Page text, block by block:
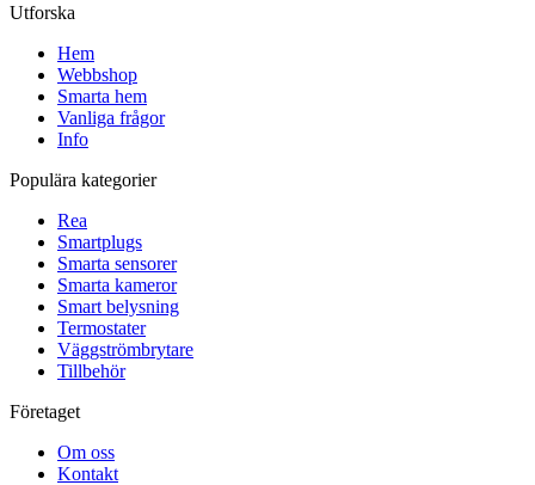
Utforska
Hem
Webbshop
Smarta hem
Vanliga frågor
Info
Populära kategorier
Rea
Smartplugs
Smarta sensorer
Smarta kameror
Smart belysning
Termostater
Väggströmbrytare
Tillbehör
Företaget
Om oss
Kontakt